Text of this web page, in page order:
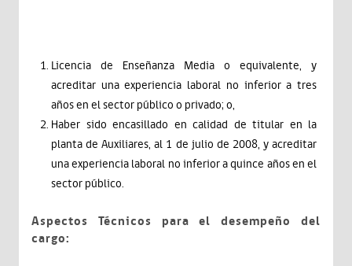
Licencia de Enseñanza Media o equivalente, y
acreditar una experiencia laboral no inferior a tres
años en el sector público o privado; o,
Haber sido encasillado en calidad de titular en la
planta de Auxiliares, al 1 de julio de 2008, y acreditar
una experiencia laboral no inferior a quince años en el
sector público.
Aspectos Técnicos para el desempeño del
cargo: